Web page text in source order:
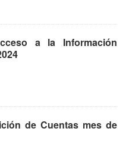
a la Información
de Cuentas mes de